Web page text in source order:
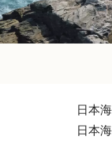
日本
日本